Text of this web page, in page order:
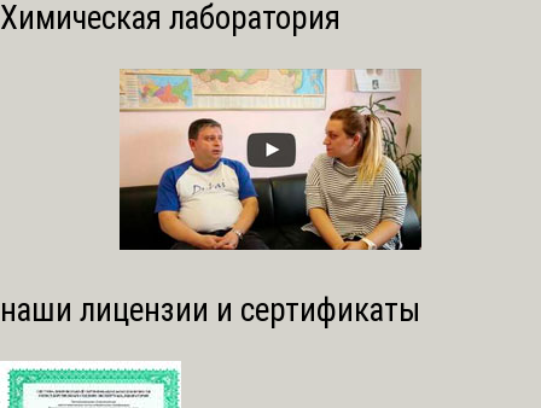
Химическая лаборатория
наши лицензии и сертификаты